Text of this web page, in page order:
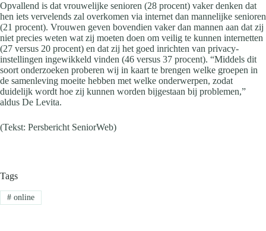
Opvallend is dat vrouwelijke senioren (28 procent) vaker denken dat
hen iets vervelends zal overkomen via internet dan mannelijke senioren
(21 procent). Vrouwen geven bovendien vaker dan mannen aan dat zij
niet precies weten wat zij moeten doen om veilig te kunnen internetten
(27 versus 20 procent) en dat zij het goed inrichten van privacy-
instellingen ingewikkeld vinden (46 versus 37 procent). “Middels dit
soort onderzoeken proberen wij in kaart te brengen welke groepen in
de samenleving moeite hebben met welke onderwerpen, zodat
duidelijk wordt hoe zij kunnen worden bijgestaan bij problemen,”
aldus De Levita.
(Tekst: Persbericht SeniorWeb)
Tags
#online